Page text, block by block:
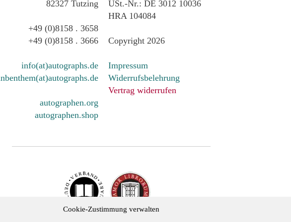
Cookie-Zustimmung verwalten
82327 Tutzing
+49 (0)8158 . 3658
+49 (0)8158 . 3666
info(at)autographs.de
autographen.org
autographen.shop
USt.-Nr.: DE 3012 10036
HRA 104084
Copyright 2026
Impressum
Widerrufsbelehrung
Vertrag widerrufen